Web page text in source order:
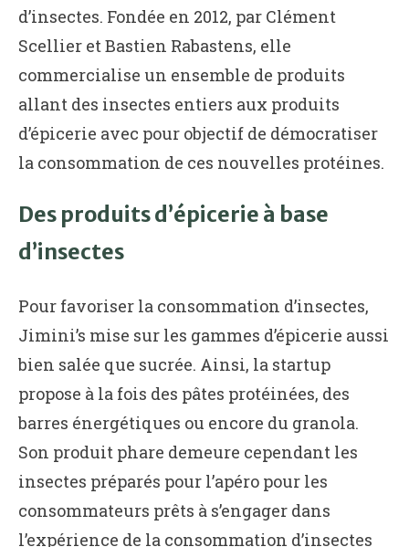
d’insectes. Fondée en 2012, par Clément
Scellier et Bastien Rabastens, elle
commercialise un ensemble de produits
allant des insectes entiers aux produits
d’épicerie avec pour objectif de démocratiser
la consommation de ces nouvelles protéines.
Des produits d’épicerie à base
d’insectes
Pour favoriser la consommation d’insectes,
Jimini’s mise sur les gammes d’épicerie aussi
bien salée que sucrée. Ainsi, la startup
propose à la fois des pâtes protéinées, des
barres énergétiques ou encore du granola.
Son produit phare demeure cependant les
insectes préparés pour l’apéro pour les
consommateurs prêts à s’engager dans
l’expérience de la consommation d’insectes